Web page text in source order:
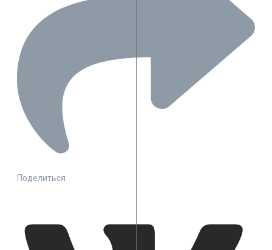
Поделиться